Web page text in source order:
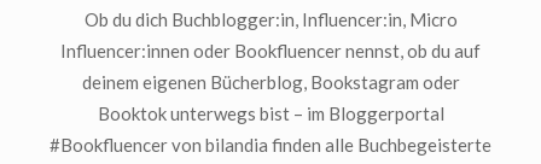
Ob du dich Buchblogger:in, Influencer:in, Micro
Influencer:innen oder Bookfluencer nennst, ob du auf
deinem eigenen Bücherblog, Bookstagram oder
Booktok unterwegs bist – im Bloggerportal
#Bookfluencer von bilandia finden alle Buchbegeisterte